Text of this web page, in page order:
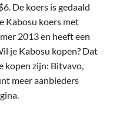
De koers is gedaald
Kabosu koers met
2013 en heeft een
je Kabosu kopen? Dat
kopen zijn: Bitvavo,
meer aanbieders